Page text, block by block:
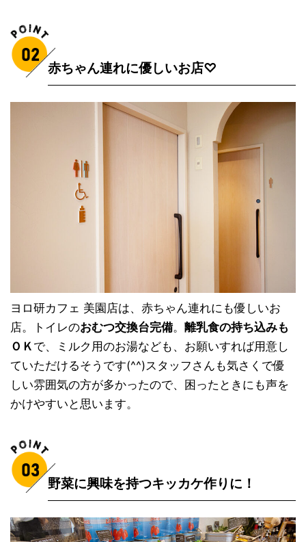
赤ちゃん連れに優しいお店♡
ヨロ研カフェ 美園店は、赤ちゃん連れにも優しいお
店。トイレのおむつ交換台完備。 離乳食の持ち込みも
ＯＫ で、ミルク用のお湯なども、お願いすれば用意し
ていただけるそうです(^^)スタッフさんも気さくで優
しい雰囲気の方が多かったので、困ったときにも声を
かけやすいと思います。
野菜に興味を持つキッカケ作りに！